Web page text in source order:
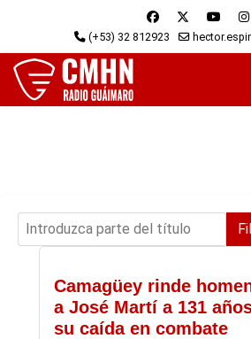
(+53) 32 812923
Introduzca parte del título
Camagüey rinde
a José Martí a 131
su caída en combate